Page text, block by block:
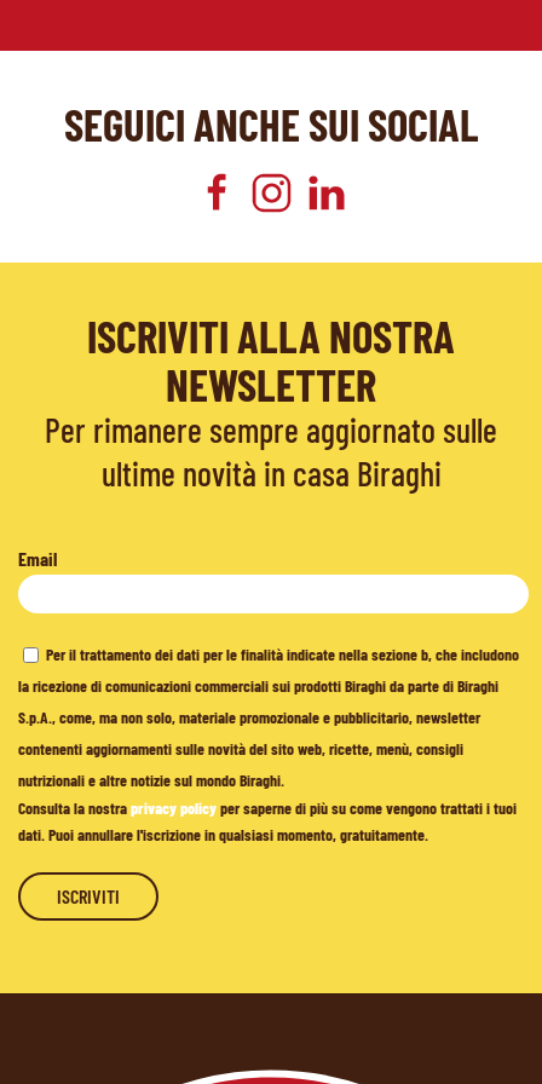
SEGUICI ANCHE SUI SOCIAL
ISCRIVITI ALLA NOSTRA
NEWSLETTER
Per rimanere sempre aggiornato sulle
ultime novità in casa Biraghi
Email
Per il trattamento dei dati per le finalità indicate nella sezione b, che includono
la ricezione di comunicazioni commerciali sui prodotti Biraghi da parte di Biraghi
S.p.A., come, ma non solo, materiale promozionale e pubblicitario, newsletter
contenenti aggiornamenti sulle novità del sito web, ricette, menù, consigli
nutrizionali e altre notizie sul mondo Biraghi.
Consulta la nostraprivacy policyper saperne di più su come vengono trattati i tuoi
dati. Puoi annullare l'iscrizione in qualsiasi momento, gratuitamente.